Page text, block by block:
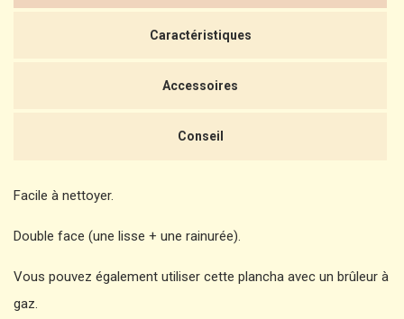
Caractéristiques
Accessoires
Conseil
Facile à nettoyer.
Double face (une lisse + une rainurée).
Vous pouvez également utiliser cette plancha avec un brûleur à
gaz.